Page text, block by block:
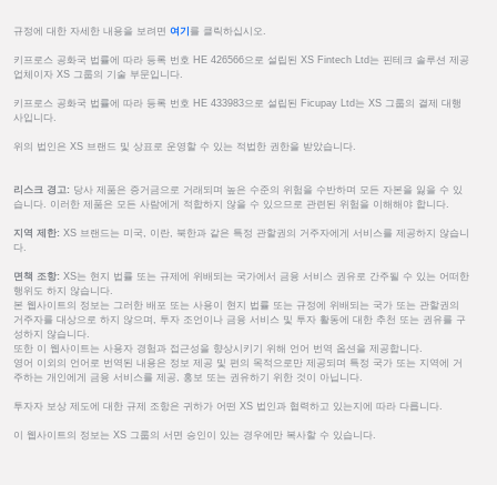
규정에 대한 자세한 내용을 보려면 여기 를 클릭하십시오.
키프로스 공화국 법률에 따라 등록 번호 HE 426566으로 설립된 XS Fintech Ltd는 핀테크 솔루션 제공
업체이자 XS 그룹의 기술 부문입니다.
키프로스 공화국 법률에 따라 등록 번호 HE 433983으로 설립된 Ficupay Ltd는 XS 그룹의 결제 대행
사입니다.
위의 법인은 XS 브랜드 및 상표로 운영할 수 있는 적법한 권한을 받았습니다.
리스크 경고: 당사 제품은 증거금으로 거래되며 높은 수준의 위험을 수반하며 모든 자본을 잃을 수 있
습니다. 이러한 제품은 모든 사람에게 적합하지 않을 수 있으므로 관련된 위험을 이해해야 합니다.
지역 제한: XS 브랜드는 미국, 이란, 북한과 같은 특정 관할권의 거주자에게 서비스를 제공하지 않습니
다.
면책 조항: XS는 현지 법률 또는 규제에 위배되는 국가에서 금융 서비스 권유로 간주될 수 있는 어떠한
행위도 하지 않습니다.
본 웹사이트의 정보는 그러한 배포 또는 사용이 현지 법률 또는 규정에 위배되는 국가 또는 관할권의
거주자를 대상으로 하지 않으며, 투자 조언이나 금융 서비스 및 투자 활동에 대한 추천 또는 권유를 구
성하지 않습니다.
또한 이 웹사이트는 사용자 경험과 접근성을 향상시키기 위해 언어 번역 옵션을 제공합니다.
영어 이외의 언어로 번역된 내용은 정보 제공 및 편의 목적으로만 제공되며 특정 국가 또는 지역에 거
주하는 개인에게 금융 서비스를 제공, 홍보 또는 권유하기 위한 것이 아닙니다.
투자자 보상 제도에 대한 규제 조항은 귀하가 어떤 XS 법인과 협력하고 있는지에 따라 다릅니다.
이 웹사이트의 정보는 XS 그룹의 서면 승인이 있는 경우에만 복사할 수 있습니다.